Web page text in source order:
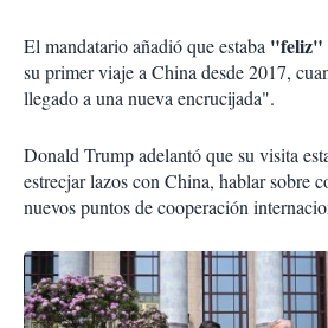
El mandatario añadió que estaba "feliz"
su primer viaje a China desde 2017,
llegado a una nueva encrucijada".
Donald Trump adelantó que su visita
estrecjar lazos con China, hablar sobre
nuevos puntos de cooperación